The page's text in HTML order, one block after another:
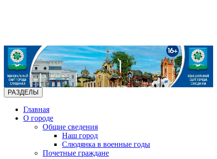
РАЗДЕЛЫ
Главная
О городе
Общие сведения
Наш город
Слюдянка в военные годы
Почетные граждане